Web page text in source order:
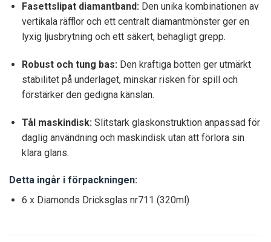
Fasettslipat diamantband:Den unika kombinationen av
vertikala räfflor och ett centralt diamantmönster ger en
lyxig ljusbrytning och ett säkert, behagligt grepp.
Robust och tung bas:Den kraftiga botten ger utmärkt
stabilitet på underlaget, minskar risken för spill och
förstärker den gedigna känslan.
Tål maskindisk: Slitstark glaskonstruktion anpassad för
daglig användning och maskindisk utan att förlora sin
klara glans.
Detta ingår i förpackningen:
6 x Diamonds Dricksglas nr711 (320ml)